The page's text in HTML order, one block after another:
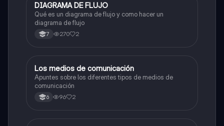
Tecnología e Informática
DIAGRAMA DE FLUJO
Qué es un diagrama de flujo y como hacer un
diagrama de flujo
7 270 2
Tecnología e Informática
Los medios de comunicación
Apuntes sobre los diferentes tipos de medios de
comunicación
6 96 2